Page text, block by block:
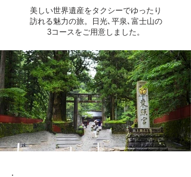
美しい世界遺産をタクシーでゆったり
訪れる魅力の旅。日光､平泉､富士山の
3コースをご用意しました。